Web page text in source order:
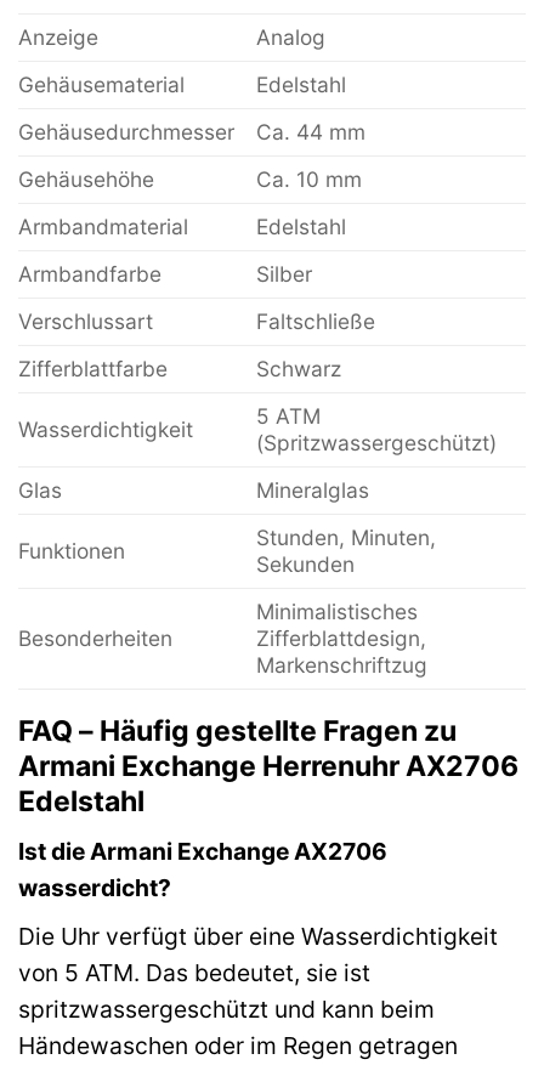
Anzeige
Analog
Gehäusematerial
Edelstahl
Gehäusedurchmesser
Ca. 44 mm
Gehäusehöhe
Ca. 10 mm
Armbandmaterial
Edelstahl
Armbandfarbe
Silber
Verschlussart
Faltschließe
Zifferblattfarbe
Schwarz
Wasserdichtigkeit
5 ATM
(Spritzwassergeschützt)
Glas
Mineralglas
Funktionen
Stunden, Minuten,
Sekunden
Besonderheiten
Minimalistisches
Zifferblattdesign,
Markenschriftzug
FAQ – Häufig gestellte Fragen zu
Armani Exchange Herrenuhr AX2706
Edelstahl
Ist die Armani Exchange AX2706
wasserdicht?
Die Uhr verfügt über eine Wasserdichtigkeit
von 5 ATM. Das bedeutet, sie ist
spritzwassergeschützt und kann beim
Händewaschen oder im Regen getragen